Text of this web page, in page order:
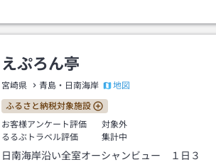
えぷろん亭
宮崎県 青島・日南海岸 地図
ふるさと納税対象施設
お客様アンケート評価
対象外
るるぶトラベル評価
集計中
日南海岸沿い全室オーシャンビュー １日３